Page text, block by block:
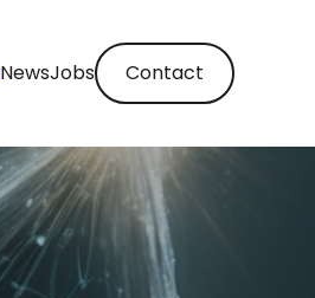
NewsJobs Contact